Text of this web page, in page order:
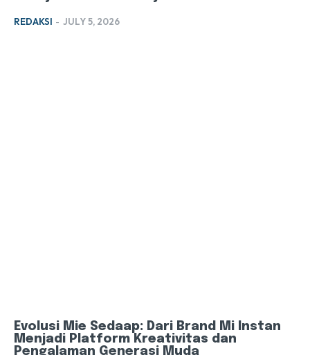
REDAKSI - JULY 5, 2026
Evolusi Mie Sedaap: Dari Brand Mi Instan
Menjadi Platform Kreativitas dan
Pengalaman Generasi Muda